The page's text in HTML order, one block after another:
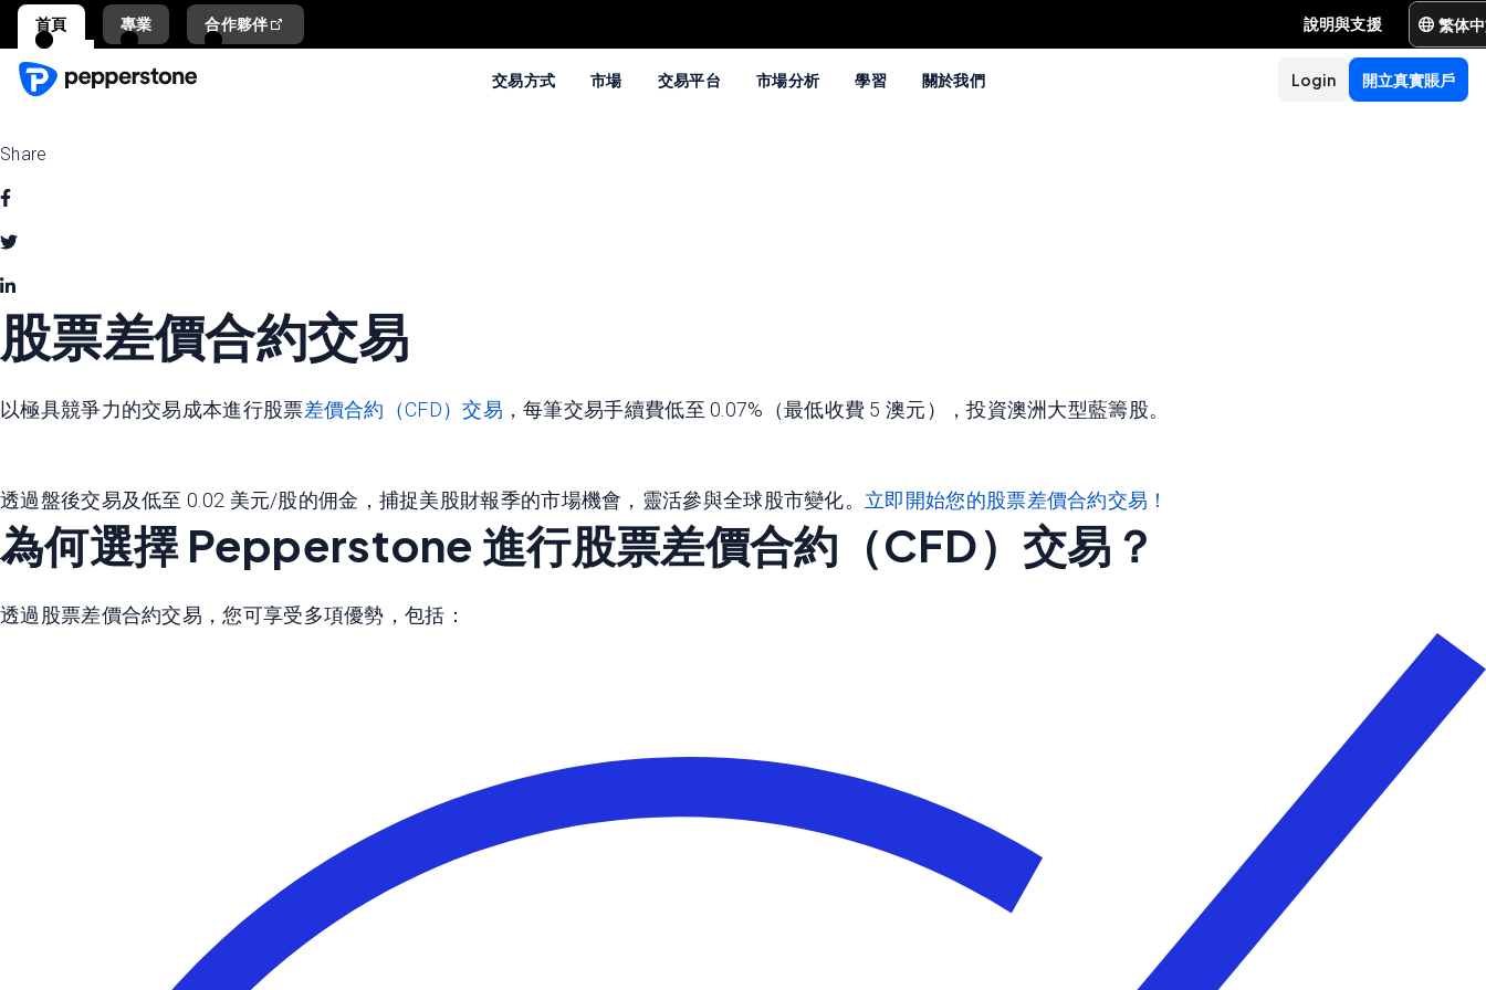
首頁 專業 合作夥伴 說明與支援 繁体
交易方式 市場 交易平台 市場分析 學習 關於我們 開立真實賬戶
Login
Share
股票差價合約交易
以極具競爭力的交易成本進行股票差價合約（CFD）交易 ，每筆交易手續費低至 0.07%（最低收費 5 澳元），投資澳洲大型藍籌股。
透過盤後交易及低至 0.02 美元/股的佣金，捕捉美股財報季的市場機會，靈活參與全球股市變化。 立即開始您的股票差價合約交易！
為何選擇 Pepperstone 進行股票差價合約（CFD）交易？
透過股票差價合約交易，您可享受多項優勢，包括：